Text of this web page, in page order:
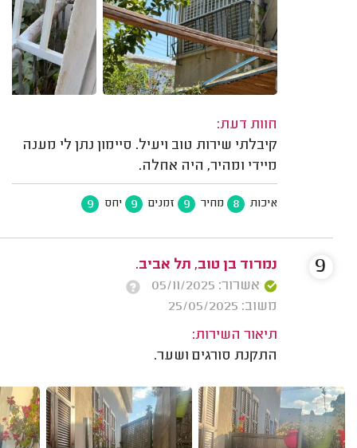
חוות דעת:
קיבלתי שירות טוב ויעיל. סיימון נתן לי מענה
מיידי ומהיר, היה אחלה.
איכות 8 מחיר 9 זמנים 9 יחס 9
נמרוד בן טוב, תל אביב.
אשרור: 05/11/2025
משוב: 25/05/2025
תיאור השירות:
התקנת סורגים ושער.
9